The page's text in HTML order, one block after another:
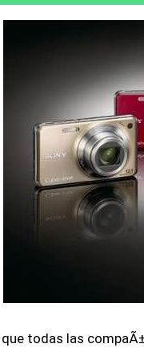
que todas las